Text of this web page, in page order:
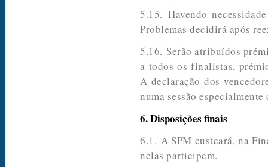
5.15. Havendo
Problemas decidirá após
5.16. Serão atribuídos
a todos os finalistas,
A declaração dos
numa sessão
6. Disposições finais
6.1. A SPM custeará, na
nelas participem.